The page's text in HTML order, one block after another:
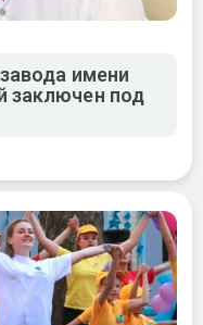
имени
заключен под